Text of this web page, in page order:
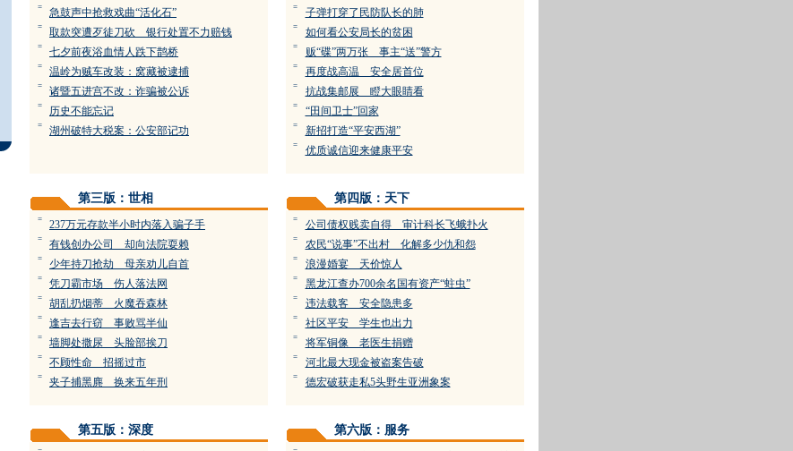
= 急鼓声中抢救戏曲“活化石”
= 取款突遭歹徒刀砍 银行处置不力赔钱
= 七夕前夜浴血情人跌下鹊桥
= 温岭为贼车改装：窝藏被逮捕
= 诸暨五进宫不改：诈骗被公诉
= 历史不能忘记
= 湖州破特大税案：公安部记功
= 子弹打穿了民防队长的肺
= 如何看公安局长的贫困
= 贩“碟”两万张 事主“送”警方
= 再度战高温 安全居首位
= 抗战集邮展 瞪大眼睛看
= “田间卫士”回家
= 新招打造“平安西湖”
= 优质诚信迎来健康平安
第三版：世相
= 237万元存款半小时内落入骗子手
= 有钱创办公司 却向法院耍赖
= 少年持刀抢劫 母亲劝儿自首
= 凭刀霸市场 伤人落法网
= 胡乱扔烟蒂 火魔吞森林
= 逢吉去行窃 事败骂半仙
= 墙脚处撒尿 头脸部挨刀
= 不顾性命 招摇过市
= 夹子捕黑麂 换来五年刑
第四版：天下
= 公司债权贱卖自得 审计科长飞蛾扑火
= 农民“说事”不出村 化解多少仇和怨
= 浪漫婚宴 天价惊人
= 黑龙江查办700余名国有资产“蛀虫”
= 违法载客 安全隐患多
= 社区平安 学生也出力
= 将军铜像 老医生捐赠
= 河北最大现金被盗案告破
= 德宏破获走私5头野生亚洲象案
第五版：深度 第六版：服务